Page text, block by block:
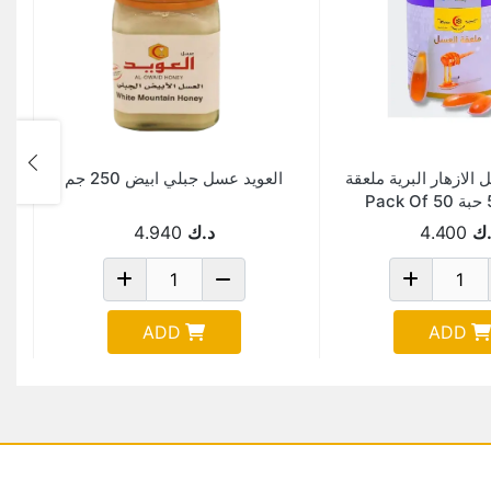
البرية ملعقة
4.400
ADD
العويد عسل جبلي ابيض 250 جم
د.ك 4.940
ADD